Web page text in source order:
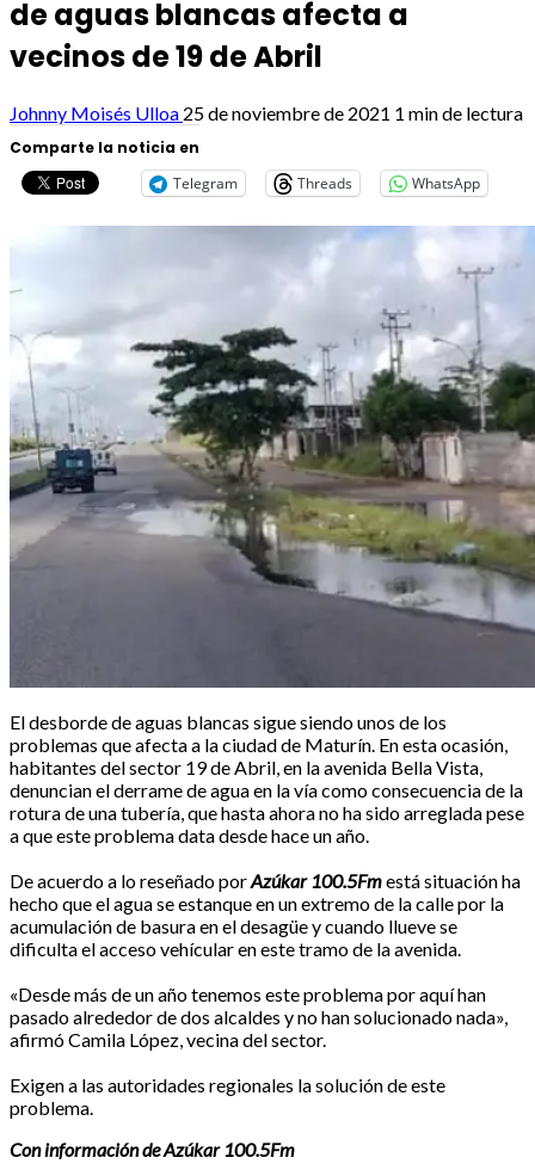
de aguas blancas afecta a
vecinos de 19 de Abril
Johnny Moisés Ulloa 25 de noviembre de 2021 1 min de lectura
Comparte la noticia en
Telegram
Threads WhatsApp
El desborde de aguas blancas sigue siendo unos de los
problemas que afecta a la ciudad de Maturín. En esta ocasión,
habitantes del sector 19 de Abril, en la avenida Bella Vista,
denuncian el derrame de agua en la vía como consecuencia de la
rotura de una tubería, que hasta ahora no ha sido arreglada pese
a que este problema data desde hace un año.
De acuerdo a lo reseñado porAzúkar 100.5Fmestá situación ha
hecho que el agua se estanque en un extremo de la calle por la
acumulación de basura en el desagüe y cuando llueve se
dificulta el acceso vehícular en este tramo de la avenida.
«Desde más de un año tenemos este problema por aquí han
pasado alrededor de dos alcaldes y no han solucionado nada»,
afirmó Camila López, vecina del sector.
Exigen a las autoridades regionales la solución de este
problema.
Con información de Azúkar 100.5Fm